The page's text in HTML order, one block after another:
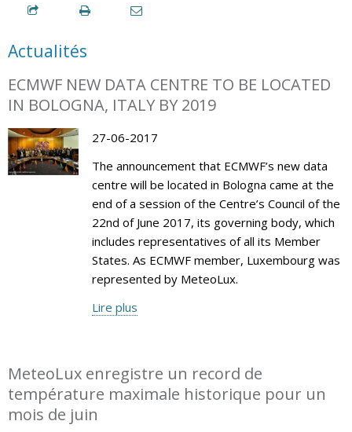
Actualités
ECMWF NEW DATA CENTRE TO BE LOCATED
IN BOLOGNA, ITALY BY 2019
27-06-2017
The announcement that ECMWF’s new data
centre will be located in Bologna came at the
end of a session of the Centre’s Council of the
22nd of June 2017, its governing body, which
includes representatives of all its Member
States. As ECMWF member, Luxembourg was
represented by MeteoLux.
Lire plus
MeteoLux enregistre un record de
température maximale historique pour un
mois de juin